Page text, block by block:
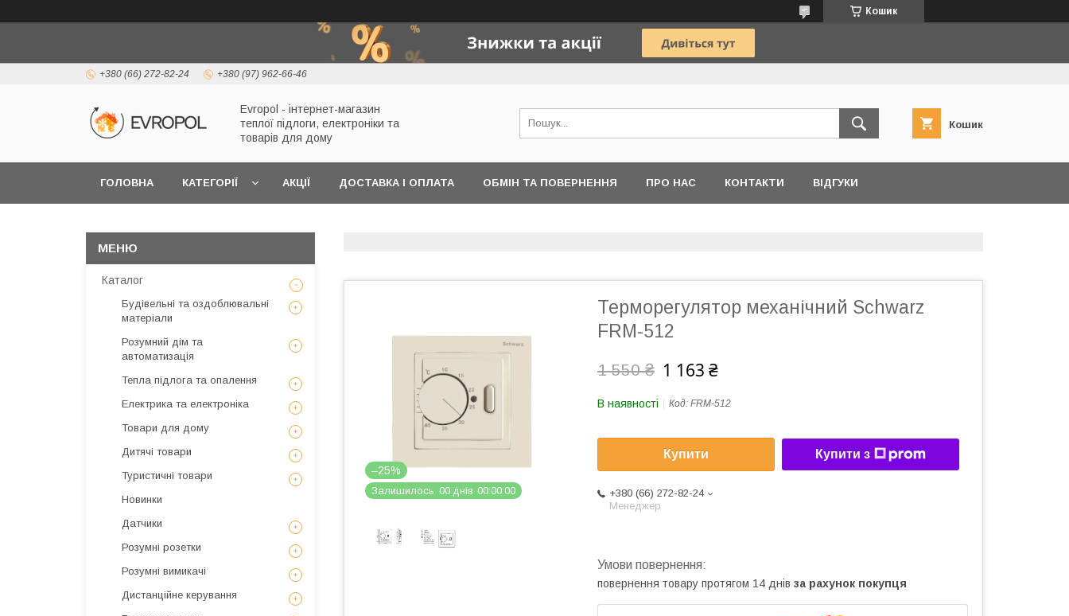
Кошик
+380 (66) 272-82-24 +380 (97) 962-66-46
Evropol - інтернет-магазин
теплої підлоги, електроніки та
товарів для дому
Кошик
ГОЛОВНА КАТЕГОРІЇ АКЦІЇ ДОСТАВКА І ОПЛАТА ОБМІН ТА ПОВЕРНЕННЯ ПРО НАС КОНТАКТИ ВІДГУКИ
–25%
Залишилось 00 днів 00 00 00
Терморегулятор механічний Schwarz
FRM-512
1 550 ₴ 1 163 ₴
В наявності Код: FRM-512
Купити Купити з
+380 (66) 272-82-24
Менеджер
повернення товару протягом 14 днів за рахунок покупця
Каталог
Будівельні та оздоблювальні
матеріали
Розумний дім та
автоматизація
Тепла підлога та опалення
Електрика та електроніка
Товари для дому
Дитячі товари
Туристичні товари
Новинки
Датчики
Розумні розетки
Розумні вимикачі
Дистанційне керування